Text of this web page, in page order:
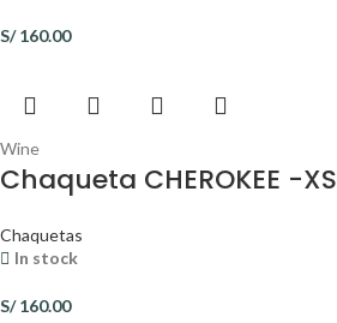
S/160.00
Wine
Chaqueta CHEROKEE -XS
Chaquetas
In stock
S/160.00